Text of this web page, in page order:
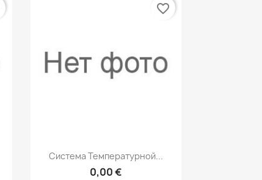
Быстрый просмотр
Система Температурной...
0,00 €
favorite_border